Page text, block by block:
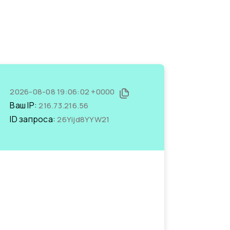
2026-08-08 19:06:02 +0000
Ваш IP:216.73.216.56
ID запроса:26Yijd8YYW21